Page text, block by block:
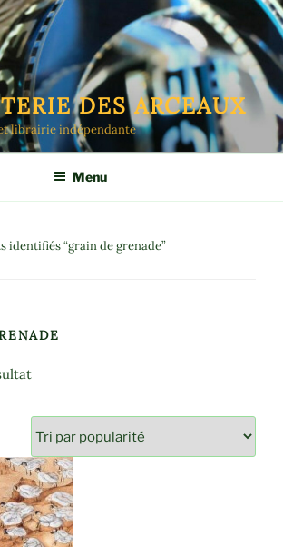
DES ARCEAUX
librairie indépendante
Menu
identifiés “grain de grenade”